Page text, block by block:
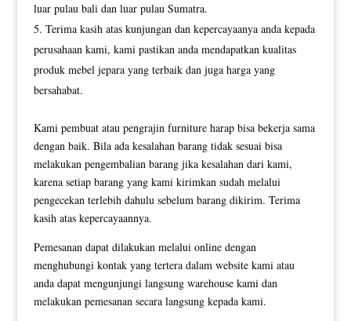
luar pulau bali dan luar pulau Sumatra.
Terima kasih atas kunjungan dan kepercayaanya anda kepada
perusahaan kami, kami pastikan anda mendapatkan kualitas
produk mebel jepara yang terbaik dan juga harga yang
bersahabat.
Kami pembuat atau pengrajin furniture harap bisa bekerja sama
dengan baik. Bila ada kesalahan barang tidak sesuai bisa
melakukan pengembalian barang jika kesalahan dari kami,
karena setiap barang yang kami kirimkan sudah melalui
pengecekan terlebih dahulu sebelum barang dikirim. Terima
kasih atas kepercayaannya.
Pemesanan dapat dilakukan melalui online dengan
menghubungi kontak yang tertera dalam website kami atau
anda dapat mengunjungi langsung warehouse kami dan
melakukan pemesanan secara langsung kepada kami.